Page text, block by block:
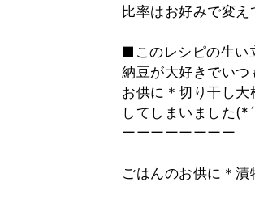
比率はお好みで変え
■このレシピの生い
納豆が大好きでい
お供に＊切り干し
してしまいました
ーーーーーーーー
ごはんのお供に＊